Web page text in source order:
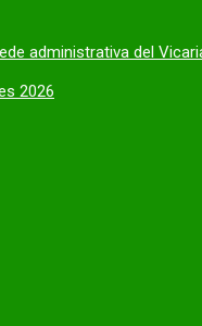
administrativa del
2026